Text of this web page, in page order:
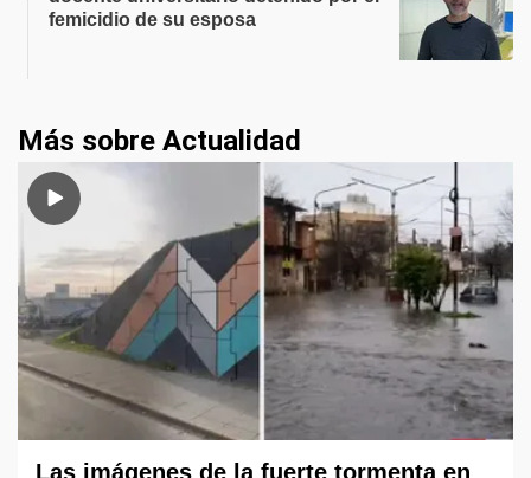
femicidio de su esposa
Más sobre Actualidad
Las imágenes de la fuerte tormenta en